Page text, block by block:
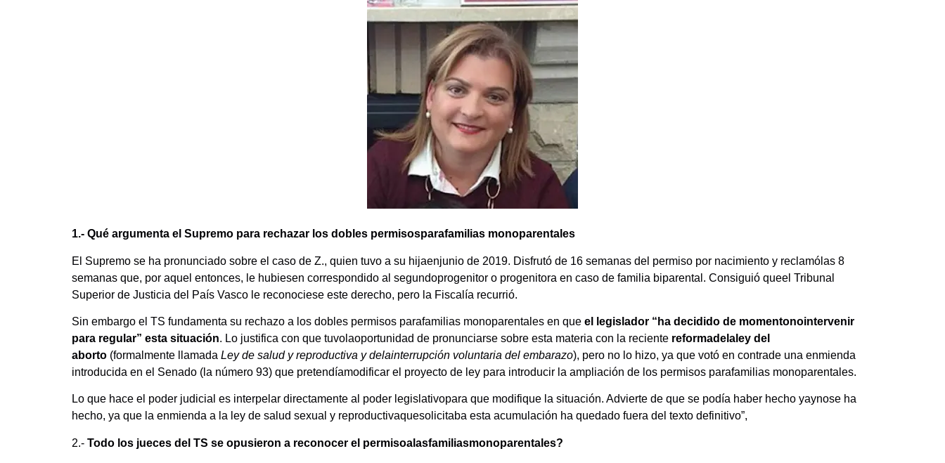
1.- Qué argumenta el Supremo para rechazar los dobles permisosparafamilias monoparentales
El Supremo se ha pronunciado sobre el caso de Z., quien tuvo a su hijaenjunio de 2019. Disfrutó de 16 semanas del permiso por nacimiento y reclamólas 8
semanas que, por aquel entonces, le hubiesen correspondido al segundoprogenitor o progenitora en caso de familia biparental. Consiguió queel Tribunal
Superior de Justicia del País Vasco le reconociese este derecho, pero la Fiscalía recurrió.
Sin embargo el TS fundamenta su rechazo a los dobles permisos parafamilias monoparentales en que el legislador “ha decidido de momentonointervenir
para regular” esta situación. Lo justifica con que tuvolaoportunidad de pronunciarse sobre esta materia con la reciente reformadelaley del
aborto (formalmente llamada Ley de salud y reproductiva y delainterrupción voluntaria del embarazo), pero no lo hizo, ya que votó en contrade una enmienda
introducida en el Senado (la número 93) que pretendíamodificar el proyecto de ley para introducir la ampliación de los permisos parafamilias monoparentales.
Lo que hace el poder judicial es interpelar directamente al poder legislativopara que modifique la situación. Advierte de que se podía haber hecho yaynose ha
hecho, ya que la enmienda a la ley de salud sexual y reproductivaquesolicitaba esta acumulación ha quedado fuera del texto definitivo”,
2.- Todo los jueces del TS se opusieron a reconocer el permisoalasfamiliasmonoparentales?